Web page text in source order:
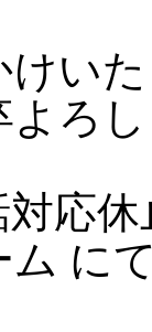
けい
よろ
応
ム に